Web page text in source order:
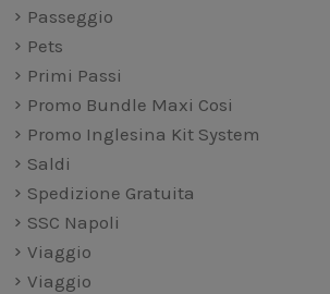
Passeggio
Pets
Primi Passi
Promo Bundle Maxi Cosi
Promo Inglesina Kit System
Saldi
Spedizione Gratuita
SSC Napoli
Viaggio
Viaggio